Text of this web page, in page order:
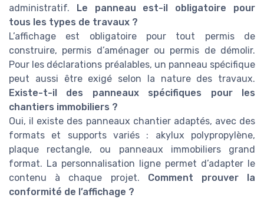
administratif. Le panneau est-il obligatoire pour
tous les types de travaux ?
L’affichage est obligatoire pour tout permis de
construire, permis d’aménager ou permis de démolir.
Pour les déclarations préalables, un panneau spécifique
peut aussi être exigé selon la nature des travaux.
Existe-t-il des panneaux spécifiques pour les
chantiers immobiliers ?
Oui, il existe des panneaux chantier adaptés, avec des
formats et supports variés : akylux polypropylène,
plaque rectangle, ou panneaux immobiliers grand
format. La personnalisation ligne permet d’adapter le
contenu à chaque projet. Comment prouver la
conformité de l’affichage ?